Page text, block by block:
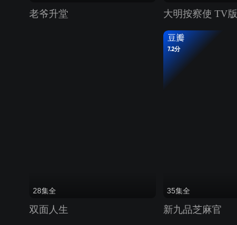
老爷升堂 大明按察使 TV版
28集全
双面人生
豆瓣
7.2分
35集全
新九品芝麻官